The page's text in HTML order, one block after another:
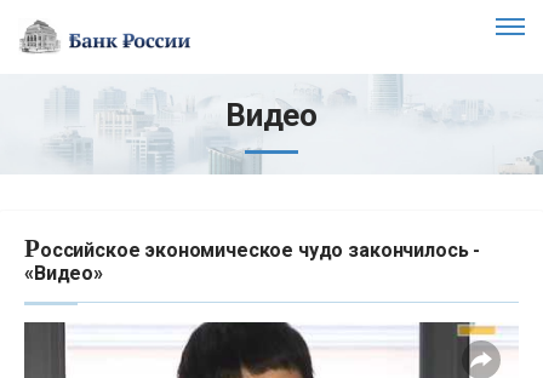
Видео
Российское экономическое чудо закончилось -
«Видео»